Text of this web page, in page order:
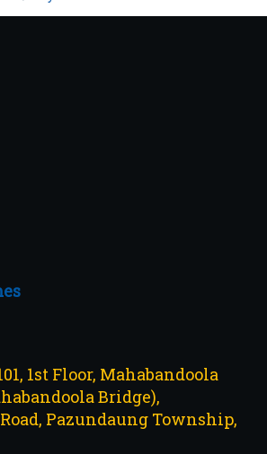
1st Floor, Mahabandoola
Bridge),
Pazundaung Township,